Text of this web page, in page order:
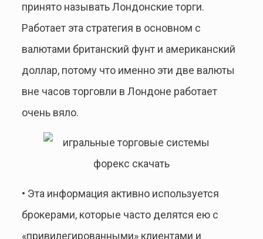
принято называть Лондонские торги.
Работает эта стратегия в основном с
валютами британский фунт и американский
доллар, потому что именно эти две валюты
вне часов торговли в Лондоне работает
очень вяло.
• Эта информация активно используется
брокерами, которые часто делятся ею с
«привилегированными» клиентами и